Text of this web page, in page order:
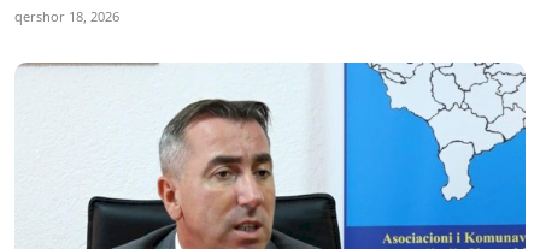
qershor 18, 2026